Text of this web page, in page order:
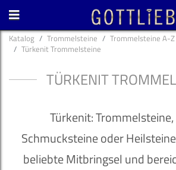
Katalog Trommelsteine
Trommelsteine A-Z
Türkenit Trommelsteine
TÜRKENIT
Türkenit:
Schmucksteine oder
beliebte Mitbringsel und